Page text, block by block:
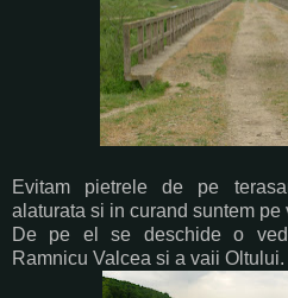
Evitam pietrele de pe
alaturata si in curand suntem pe
De pe el se deschide o
Ramnicu Valcea si a vaii Oltului.